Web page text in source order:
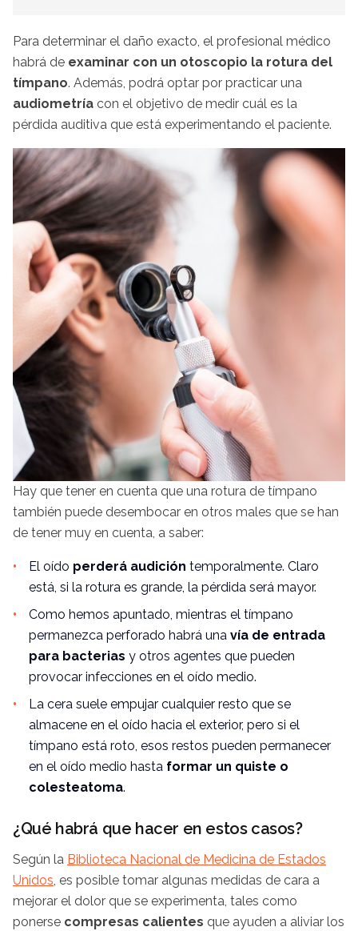
Para determinar el daño exacto, el profesional médico
habrá de examinar con un otoscopio la rotura del
tímpano. Además, podrá optar por practicar una
audiometría con el objetivo de medir cuál es la
pérdida auditiva que está experimentando el paciente.
Hay que tener en cuenta que una rotura de tímpano
también puede desembocar en otros males que se han
de tener muy en cuenta, a saber:
El oído perderá audición temporalmente. Claro
está, si la rotura es grande, la pérdida será mayor.
Como hemos apuntado, mientras el tímpano
permanezca perforado habrá una vía de entrada
para bacterias y otros agentes que pueden
provocar infecciones en el oído medio.
La cera suele empujar cualquier resto que se
almacene en el oído hacia el exterior, pero si el
tímpano está roto, esos restos pueden permanecer
en el oído medio hasta formar un quiste o
colesteatoma.
¿Qué habrá que hacer en estos casos?
Según la Biblioteca Nacional de Medicina de Estados
Unidos, es posible tomar algunas medidas de cara a
mejorar el dolor que se experimenta, tales como
ponerse compresas calientes que ayuden a aliviar los